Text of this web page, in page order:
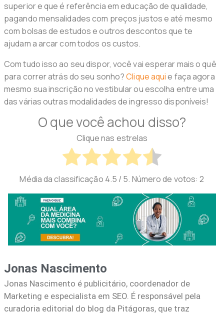
superior e que é referência em educação de qualidade,
pagando mensalidades com preços justos e até mesmo
com bolsas de estudos e outros descontos que te
ajudam a arcar com todos os custos.
Com tudo isso ao seu dispor, você vai esperar mais o quê
para correr atrás do seu sonho?Clique aquie faça agora
mesmo sua inscrição no vestibular ou escolha entre uma
das várias outras modalidades de ingresso disponíveis!
O que você achou disso?
Clique nas estrelas
Média da classificação 4.5 / 5. Número de votos:2
Jonas Nascimento
Jonas Nascimento é publicitário, coordenador de
Marketing e especialista em SEO. É responsável pela
curadoria editorial do blog da Pitágoras, que traz